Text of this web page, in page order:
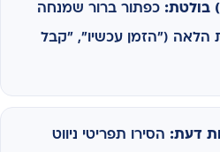
כפתור ברור שמנחה
הלאה ("הזמן עכשיו", "קבל
דעת: הסירו תפריטי ניווט